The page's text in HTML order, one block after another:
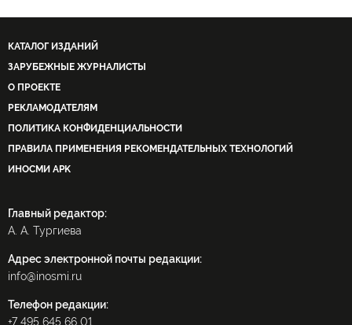
КАТАЛОГ ИЗДАНИЙ
ЗАРУБЕЖНЫЕ ЖУРНАЛИСТЫ
О ПРОЕКТЕ
РЕКЛАМОДАТЕЛЯМ
ПОЛИТИКА КОНФИДЕНЦИАЛЬНОСТИ
ПРАВИЛА ПРИМЕНЕНИЯ РЕКОМЕНДАТЕЛЬНЫХ ТЕХНОЛОГИЙ
ИНОСМИ APK
Главный редактор:
А. А. Тургиева
Адрес электронной почты редакции:
info@inosmi.ru
Телефон редакции:
+7 495 645 66 01